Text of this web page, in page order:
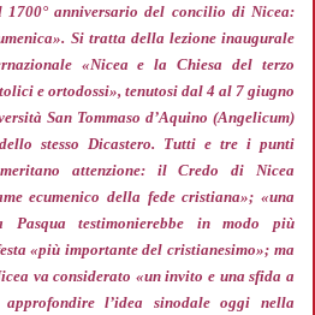
anniversario del concilio di Nicea:
Si tratta della lezione inaugurale
«Nicea e la Chiesa del terzo
e ortodossi», tenutosi dal 4 al 7 giugno
San Tommaso d’Aquino (Angelicum)
stesso Dicastero. Tutti e tre i punti
attenzione: il Credo di Nicea
ecumenico della fede cristiana»; «una
Pasqua testimonierebbe in modo più
«più importante del cristianesimo»; ma
va considerato «un invito e una sfida a
l’idea sinodale oggi nella